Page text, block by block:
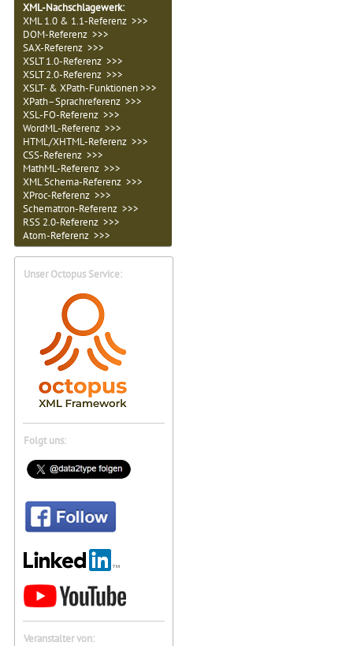
XML-Nachschlagewerk:
XML 1.0 & 1.1-Referenz >>>
DOM-Referenz >>>
SAX-Referenz >>>
XSLT 1.0-Referenz >>>
XSLT 2.0-Referenz >>>
XSLT- & XPath-Funktionen >>>
XPath–Sprachreferenz >>>
XSL-FO-Referenz >>>
WordML-Referenz >>>
HTML/XHTML-Referenz >>>
CSS-Referenz >>>
MathML-Referenz >>>
XML Schema-Referenz >>>
XProc-Referenz >>>
Schematron-Referenz >>>
RSS 2.0-Referenz >>>
Atom-Referenz >>>
Unser Octopus Service:
Folgt uns:
Veranstalter von: